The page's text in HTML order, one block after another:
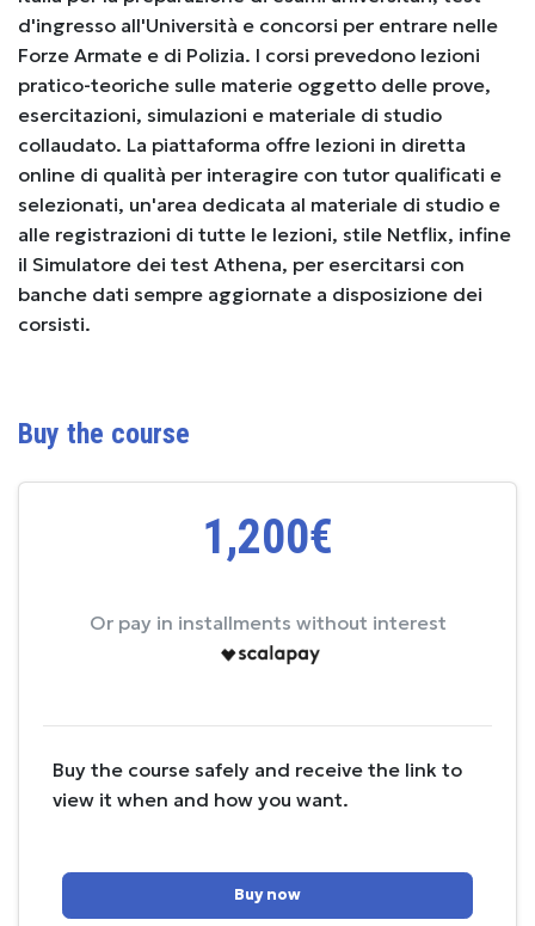
d'ingresso all'Università e concorsi per entrare nelle
Forze Armate e di Polizia. I corsi prevedono lezioni
pratico-teoriche sulle materie oggetto delle prove,
esercitazioni, simulazioni e materiale di studio
collaudato. La piattaforma offre lezioni in diretta
online di qualità per interagire con tutor qualificati e
selezionati, un'area dedicata al materiale di studio e
alle registrazioni di tutte le lezioni, stile Netflix, infine
il Simulatore dei test Athena, per esercitarsi con
banche dati sempre aggiornate a disposizione dei
corsisti.
Buy the course
1,200€
Or pay in installments without interest
Buy the course safely and receive the link to
view it when and how you want.
Buy now